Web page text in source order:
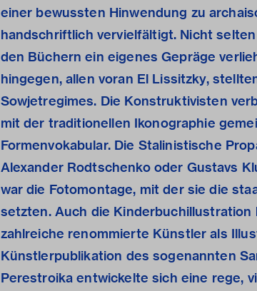
einer bewussten Hinwendung zu
handschriftlich vervielfältigt. Nicht
den Büchern ein eigenes Gepräge
hingegen, allen voran El Lissitzky,
Sowjetregimes. Die Konstruktivisten
mit der traditionellen Ikonographie
Formenvokabular. Die Stalinistische
Alexander Rodtschenko oder Gustavs
war die Fotomontage, mit der sie die
setzten. Auch die
zahlreiche renommierte Künstler als
Künstlerpublikation des sogenannten
Perestroika entwickelte sich eine rege,